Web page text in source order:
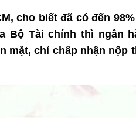
cho biết đã có đến
Bộ Tài chính thì ngân
mặt, chỉ chấp nhận nộp